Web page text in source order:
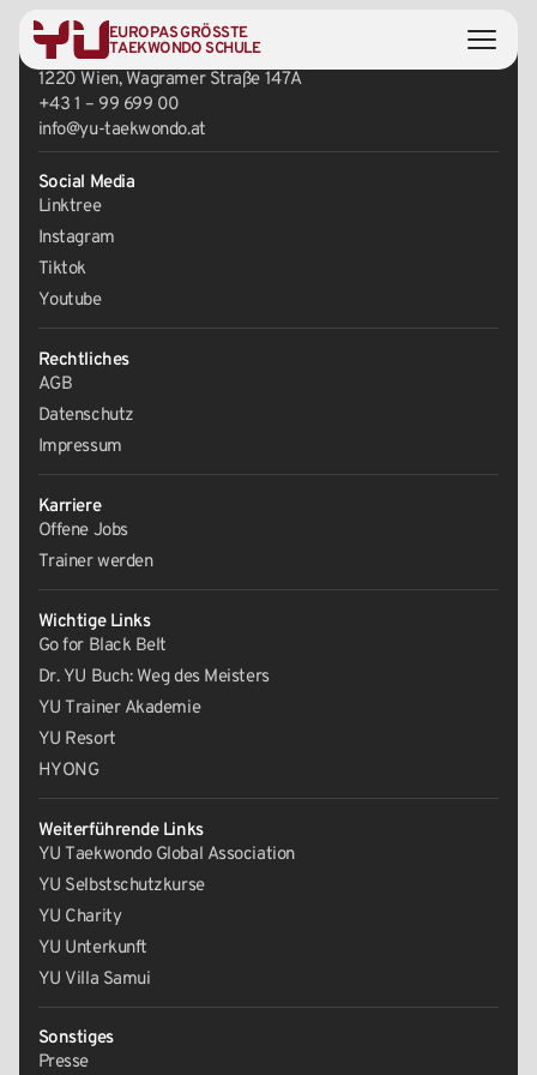
EUROPAS GRÖSSTE
TAEKWONDO SCHULE
Zentrale
1220 Wien, Wagramer Straße 147A
+43 1 – 99 699 00
info@yu-taekwondo.at
Social Media
Linktree
Instagram
Tiktok
Youtube
Rechtliches
AGB
Datenschutz
Impressum
Karriere
Offene Jobs
Trainer werden
Wichtige Links
Go for Black Belt
Dr. YU Buch: Weg des Meisters
YU Trainer Akademie
YU Resort
HYONG
Weiterführende Links
YU Taekwondo Global Association
YU Selbstschutzkurse
YU Charity
YU Unterkunft
YU Villa Samui
Sonstiges
Presse